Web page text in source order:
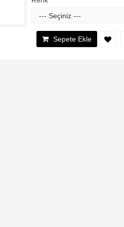
Sepete Ekle